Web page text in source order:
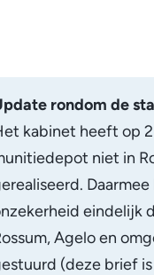
rondom de
kabinet heeft op
niet in
eindelijk
Agelo en
(deze brief